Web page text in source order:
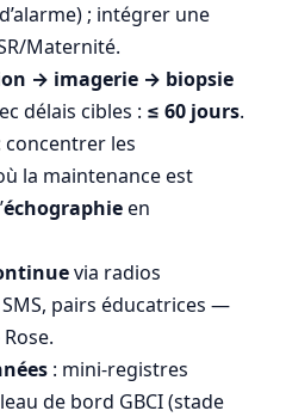
; intégrer une
Maternité.
→ imagerie → biopsie
délais cibles : ≤ 60 jours.
concentrer les
la maintenance est
échographieen
via radios
pairs éducatrices —
: mini-registres
de bord GBCI (stade